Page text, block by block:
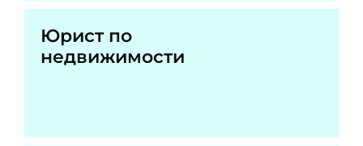
Юрист по
недвижимости